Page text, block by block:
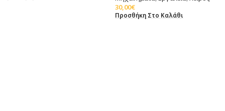
30,00€
Προσθήκη Στο Καλάθι